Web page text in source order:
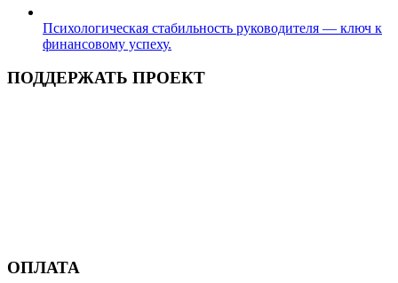
Психологическая стабильность руководителя — ключ к
финансовому успеху.
ПОДДЕРЖАТЬ ПРОЕКТ
ОПЛАТА